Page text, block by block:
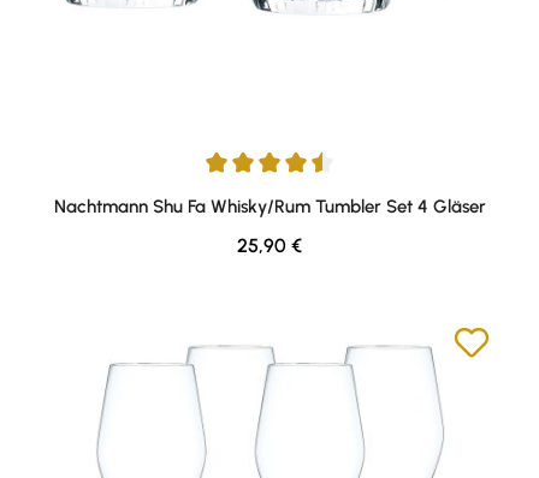
Durchschnittliche Bewertung von 4.5 von 5 Sternen
Nachtmann Shu Fa Whisky/Rum Tumbler Set 4 Gläser
Regulärer Preis:
25,90 €